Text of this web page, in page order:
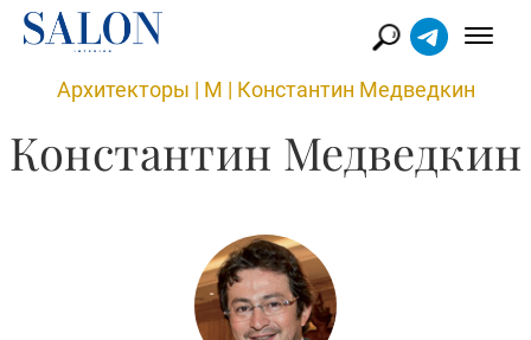
Архитекторы | М | Константин Медведкин
Константин Медведкин